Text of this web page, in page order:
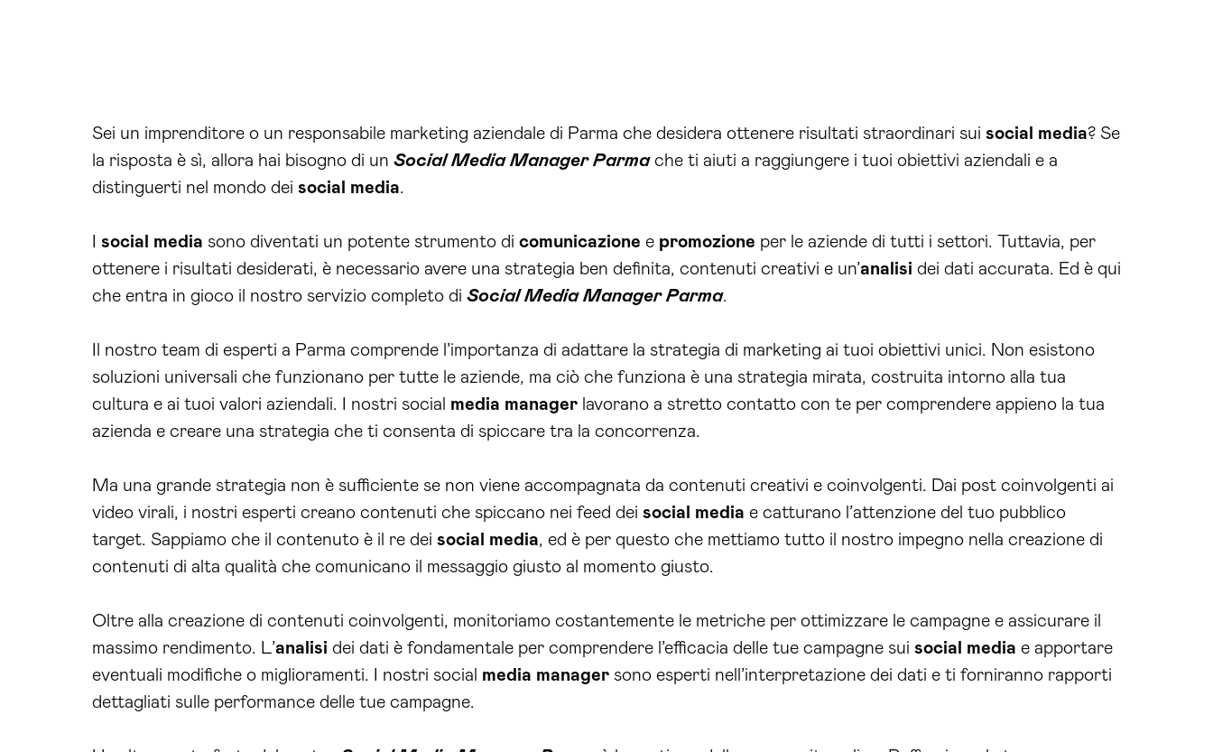
Sei un imprenditore o un responsabile marketing aziendale di Parma che desidera ottenere risultati straordinari sui social media? Se
la risposta è sì, allora hai bisogno di un Social Media Manager Parmache ti aiuti a raggiungere i tuoi obiettivi aziendali e a
distinguerti nel mondo dei social media.
social media sono diventati un potente strumento di comunicazione e promozione per le aziende di tutti i settori. Tuttavia, per
ottenere i risultati desiderati, è necessario avere una strategia ben definita, contenuti creativi e un’analisi dei dati accurata. Ed è qui
che entra in gioco il nostro servizio completo di Social Media Manager Parma.
Il nostro team di esperti a Parma comprende l’importanza di adattare la strategia di marketing ai tuoi obiettivi unici. Non esistono
soluzioni universali che funzionano per tutte le aziende, ma ciò che funziona è una strategia mirata, costruita intorno alla tua
cultura e ai tuoi valori aziendali. I nostri social media manager lavorano a stretto contatto con te per comprendere appieno la tua
azienda e creare una strategia che ti consenta di spiccare tra la concorrenza.
Ma una grande strategia non è sufficiente se non viene accompagnata da contenuti creativi e coinvolgenti. Dai post coinvolgenti ai
video virali, i nostri esperti creano contenuti che spiccano nei feed dei social media e catturano l’attenzione del tuo pubblico
target. Sappiamo che il contenuto è il re dei social media, ed è per questo che mettiamo tutto il nostro impegno nella creazione di
contenuti di alta qualità che comunicano il messaggio giusto al momento giusto.
Oltre alla creazione di contenuti coinvolgenti, monitoriamo costantemente le metriche per ottimizzare le campagne e assicurare il
massimo rendimento. L’analisi dei dati è fondamentale per comprendere l’efficacia delle tue campagne sui social media e apportare
eventuali modifiche o miglioramenti. I nostri social media manager sono esperti nell’interpretazione dei dati e ti forniranno rapporti
dettagliati sulle performance delle tue campagne.